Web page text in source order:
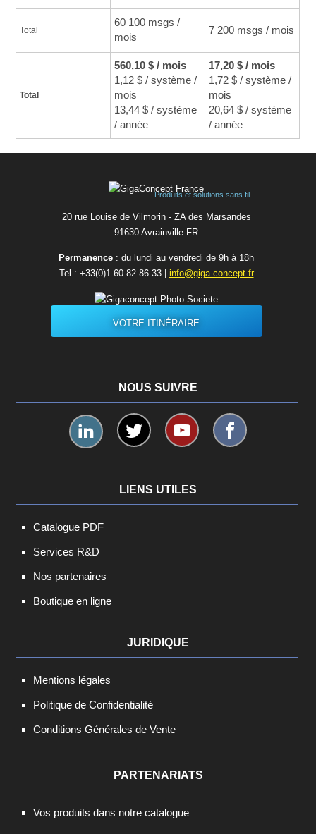
Total
60 100 msgs /
mois
7 200 msgs / mois
Total
560,10 $ / mois
1,12 $ / système /
mois
13,44 $ / système
/ année
17,20 $ / mois
1,72 $ / système /
mois
20,64 $ / système
/ année
Produits et solutions sans fil
20 rue Louise de Vilmorin - ZA des Marsandes
91630 Avrainvilleㅤ-ㅤFR
Permanence : du lundi au vendredi de 9h à 18h
Tel : +33(0)1 60 82 86 33| info@giga-concept.fr
VOTRE ITINÉRAIRE
NOUS SUIVRE
LIENS UTILES
Catalogue PDF
Services R&D
Nos partenaires
Boutique en ligne
JURIDIQUE
Mentions légales
Politique de Confidentialité
Conditions Générales de Vente
PARTENARIATS
Vos produits dans notre catalogue